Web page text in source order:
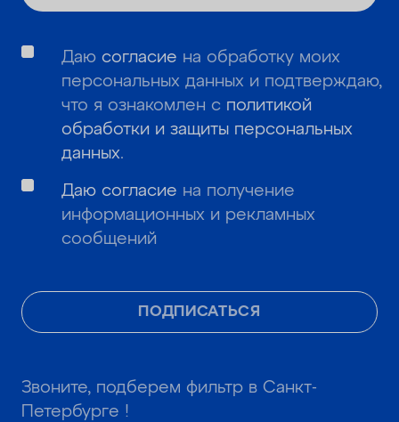
ПОДПИСАТЬСЯ
Даю согласие на обработку моих
персональных данных и подтверждаю,
что я ознакомлен с политикой
обработки и защиты персональных
данных.
Даю согласие на получение
информационных и рекламных
сообщений
Звоните, подберем фильтр в Санкт-
Петербурге !